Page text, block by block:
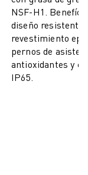
NSF-H1.
diseño resistente
revestimiento
pernos de
antioxidantes y
IP65.